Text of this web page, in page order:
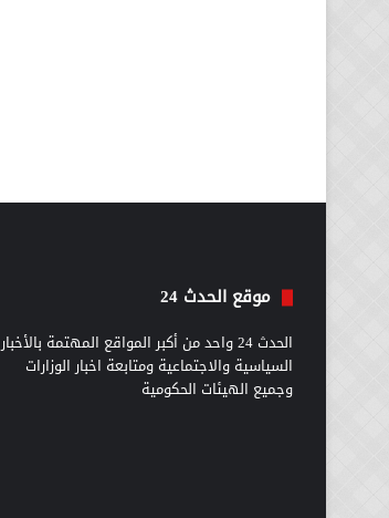
موقع الحدث 24
الحدث 24 واحد من أكبر المواقع المهتمة بالأخبار
السياسية والاجتماعية ومتابعة اخبار الوزارات
وجميع الهيئات الحكومية